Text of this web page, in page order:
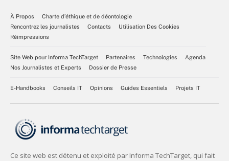
À Propos
Charte d’éthique et de déontologie
Rencontrez les journalistes
Contacts
Utilisation Des Cookies
Réimpressions
Site Web pour Informa TechTarget Partenaires Technologies
Agenda
Nos Journalistes et Experts
Dossier de Presse
E-Handbooks Conseils IT Opinions Guides Essentiels Projets IT